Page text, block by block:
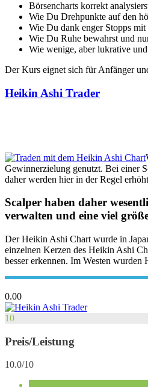
Börsencharts korrekt
Wie Du Drehpunkte auf den
Wie Du dank enger Stopps
Wie Du Ruhe bewahrst und
Wie wenige, aber lukrative
Der Kurs eignet sich für Anfänger
Heikin Ashi Trader
Gewinnerzielung genutzt. Bei einer
daher werden hier in der Regel
Scalper haben daher
verwalten und eine viel
Der Heikin Ashi Chart wurde in
einzelnen Kerzen des Heikin Ashi
besser erkennen. Im Westen
0.00
10
Preis/Leistung
10.0/10